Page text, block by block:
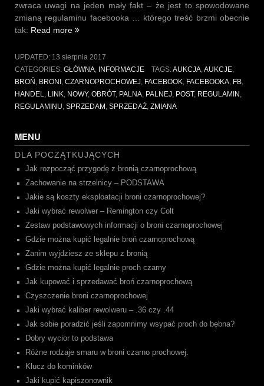
zwraca uwagi na jeden mały fakt – że jest to spowodowane
zmianą regulaminu facebooka … którego treść brzmi obecnie
tak: Read more „Zmiana
na
Facebook”
UPDATED: 13 sierpnia 2017
CATEGORIES: GŁÓWNA, INFORMACJE TAGS:AUKCJA,AUKCJE,
BROŃ , BRONI , CZARNOPROCHOWEJ, FACEBOOK, FACEBOOKA, FB,
HANDEL, LINK, NOWY, OBRÓT, PALNA, PALNEJ, POST, REGULAMIN ,
REGULAMINU, SPRZEDAM , SPRZEDAŻ, ZMIANA
MENU
DLA POCZĄTKUJĄCYCH
Jak rozpocząć przygodę z bronią czarnoprochową
Zachowanie na strzelnicy – PODSTAWA
Jakie są koszty eksploatacji broni czarnoprochowej?
Jaki wybrać rewolwer – Remington czy Colt
Zestaw podstawowych informacji o broni czarnoprochowej
Gdzie można kupić legalnie broń czarnoprochową
Zanim wyjdziesz ze sklepu z bronią
Gdzie można kupić legalnie proch czarny
Jak kupować i sprzedawać broń czarnoprochową
Czyszczenie broni czarnoprochowej
Jaki wybrać kaliber rewolweru – .36 czy .44
Jak sobie poradzić jeśli zapomnimy wsypać proch do bębna?
Dobry wycior to podstawa
Różne rodzaje smaru w broni czarno prochowej.
Klucz do kominków
Jaki kupić kapiszonownik